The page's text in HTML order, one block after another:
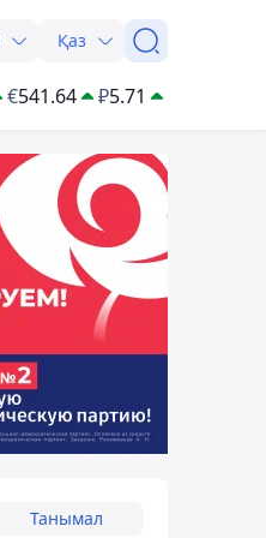
Қаз
€541.64 ₽5.71
Танымал